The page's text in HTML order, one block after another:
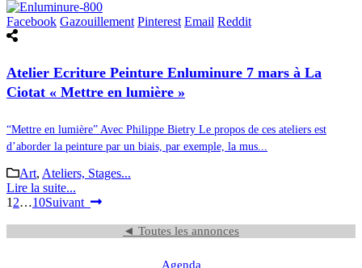
Facebook Gazouillement Pinterest Email Reddit
Atelier Ecriture Peinture Enluminure 7 mars à La
Ciotat « Mettre en lumière »
“Mettre en lumière” Avec Philippe Bietry Le propos de ces ateliers est
d’aborder la peinture par un biais, par exemple, la mus...
Art, Ateliers, Stages...
Lire la suite...
1 2…10Suivant
◄ Toutes les annonces
Agenda